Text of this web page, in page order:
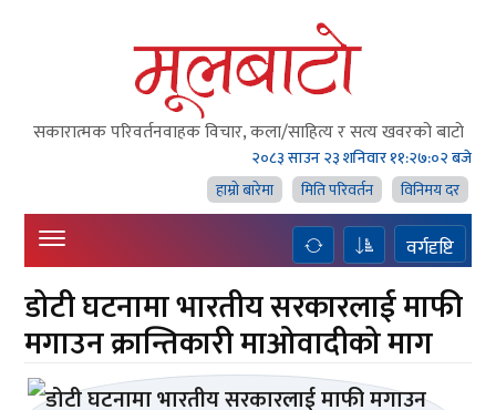
सकारात्मक परिवर्तनवाहक विचार, कला/साहित्य र सत्य खवरको बाटाे
२०८३ साउन २३ शनिवार११:२७:०२ बजे
हाम्राे बारेमा
मिति परिवर्तन विनिमय दर
वर्गदृष्टि
डोटी घटनामा भारतीय सरकारलाई माफी
मगाउन क्रान्तिकारी माओवादीको माग